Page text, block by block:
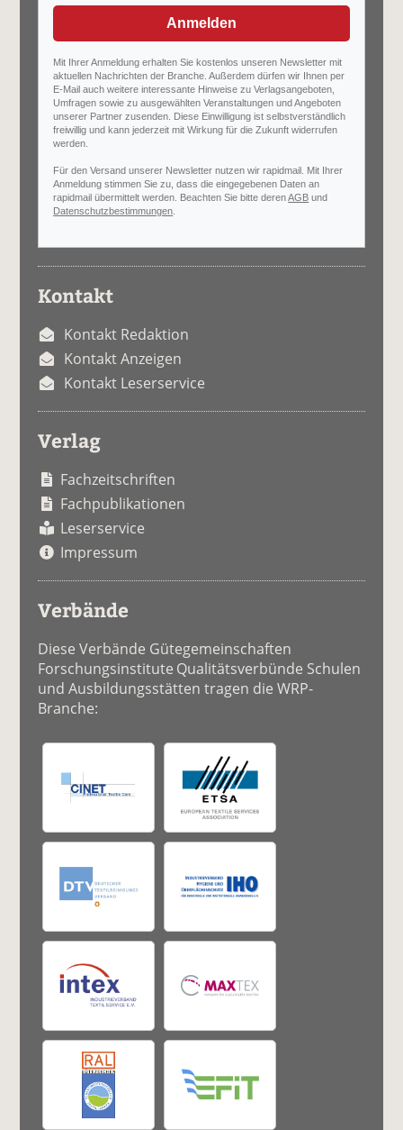
Anmelden
Mit Ihrer Anmeldung erhalten Sie kostenlos unseren Newsletter mit
aktuellen Nachrichten der Branche. Außerdem dürfen wir Ihnen per
E-Mail auch weitere interessante Hinweise zu Verlagsangeboten,
Umfragen sowie zu ausgewählten Veranstaltungen und Angeboten
unserer Partner zusenden. Diese Einwilligung ist selbstverständlich
freiwillig und kann jederzeit mit Wirkung für die Zukunft widerrufen
werden.
Für den Versand unserer Newsletter nutzen wir rapidmail. Mit Ihrer
Anmeldung stimmen Sie zu, dass die eingegebenen Daten an
rapidmail übermittelt werden. Beachten Sie bitte derenAGB und
Datenschutzbestimmungen
Kontakt
Kontakt Redaktion
Kontakt Anzeigen
Kontakt Leserservice
Verlag
Fachzeitschriften
Fachpublikationen
Leserservice
Impressum
Verbände
Diese Verbände Gütegemeinschaften
Forschungsinstitute Qualitätsverbünde Schulen
und Ausbildungsstätten tragen die WRP-
Branche: